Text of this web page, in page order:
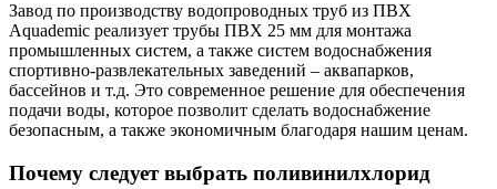
Завод по производству водопроводных труб из ПВХ
Aquademic реализует трубы ПВХ 25 мм для монтажа
промышленных систем, а также систем водоснабжения
спортивно-развлекательных заведений – аквапарков,
бассейнов и т.д. Это современное решение для обеспечения
подачи воды, которое позволит сделать водоснабжение
безопасным, а также экономичным благодаря нашим ценам.
Почему следует выбрать поливинилхлорид